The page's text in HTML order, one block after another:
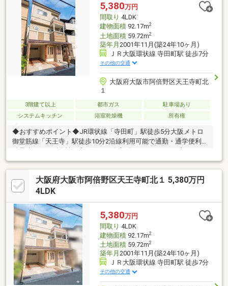
5,380万円
間取り 4LDK
建物面積92.17m2
土地面積59.72m2
築年月 2001年11月(築24年10ヶ月)
ＪＲ大阪環状線 寺田町駅 徒歩7分
その他の交通
大阪府大阪市阿倍野区天王寺町北
１
3階建て以上 都市ガス
駐車場あり
システムキッチン
浴室乾燥機 所有権
◆おすすめポイント◆JR環状線「寺田町」駅徒歩5分大阪メトロ
御堂筋線「天王寺」駅徒歩10分2沿線利用可能で通勤・通学便利
チン、浴室、洗面台、トイレ新調クロス・CF・フロアタイル貼替
済みゆとりある4LDKの間取り天王寺エリアが生活圏の利便性豊か
な立地◆周辺環境◆髙松小学校 徒歩５分文の里中学校 徒歩１
０分◆支払い例◆５，３８０万円 お借入れの場合返済年数５０
の参考にしてください♪
大阪府大阪市阿倍野区天王寺町北１ 5,380万円
4LDK
5,380万円
間取り 4LDK
建物面積92.17m2
土地面積59.72m2
築年月 2001年11月(築24年10ヶ月)
ＪＲ大阪環状線 寺田町駅 徒歩7分
その他の交通